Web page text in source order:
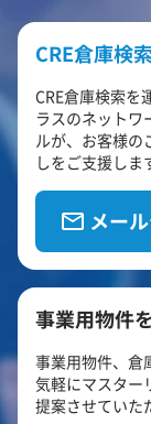
CRE倉庫検
CRE倉庫検索を
ラスのネットワ
ルが、お客様の
しをご支援しま
メール
事業用物件
事業用物件、倉
気軽にマスター
提案させていた